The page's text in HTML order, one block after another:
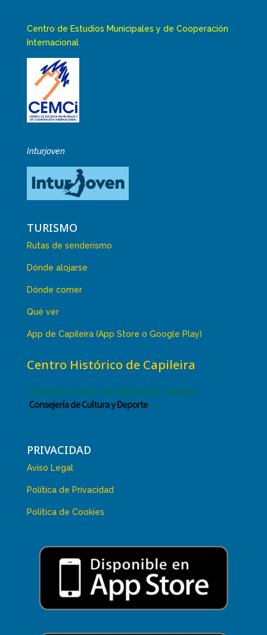
Centro de Estudios Municipales y de Cooperación
Internacional
Inturjoven
TURISMO
Rutas de senderismo
Dónde alojarse
Dónde comer
Qué ver
App de Capileira (App Store o Google Play)
Centro Histórico de Capileira
PRIVACIDAD
Aviso Legal
Política de Privacidad
Política de Cookies